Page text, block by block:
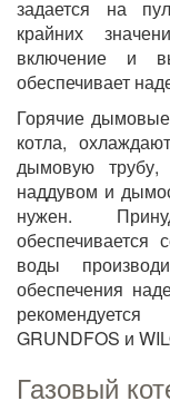
задается на
крайних
включение и
обеспечивает
Горячие
котла,
дымовую трубу,
наддувом и
нужен.
обеспечивается
воды
обеспечения
GRUNDFOS и
Газовый